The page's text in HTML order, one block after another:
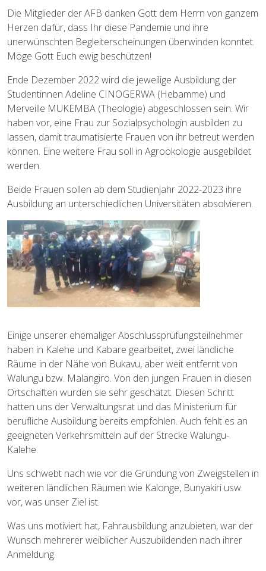
Die Mitglieder der AFB danken Gott dem Herrn von ganzem
Herzen dafür, dass Ihr diese Pandemie und ihre
unerwünschten Begleiterscheinungen überwinden konntet.
Möge Gott Euch ewig beschützen!
Ende Dezember 2022 wird die jeweilige Ausbildung der
Studentinnen Adeline CINOGERWA (Hebamme) und
Merveille MUKEMBA (Theologie) abgeschlossen sein. Wir
haben vor, eine Frau zur Sozialpsychologin ausbilden zu
lassen, damit traumatisierte Frauen von ihr betreut werden
können. Eine weitere Frau soll in Agroökologie ausgebildet
werden.
Beide Frauen sollen ab dem Studienjahr 2022-2023 ihre
Ausbildung an unterschiedlichen Universitäten absolvieren.
Einige unserer ehemaliger Abschlussprüfungsteilnehmer
haben in Kalehe und Kabare gearbeitet, zwei ländliche
Räume in der Nähe von Bukavu, aber weit entfernt von
Walungu bzw. Malangiro. Von den jungen Frauen in diesen
Ortschaften wurden sie sehr geschätzt. Diesen Schritt
hatten uns der Verwaltungsrat und das Ministerium für
berufliche Ausbildung bereits empfohlen. Auch fehlt es an
geeigneten Verkehrsmitteln auf der Strecke Walungu-
Kalehe.
Uns schwebt nach wie vor die Gründung von Zweigstellen in
weiteren ländlichen Räumen wie Kalonge, Bunyakiri usw.
vor, was unser Ziel ist.
Was uns motiviert hat, Fahrausbildung anzubieten, war der
Wunsch mehrerer weiblicher Auszubildenden nach ihrer
Anmeldung.